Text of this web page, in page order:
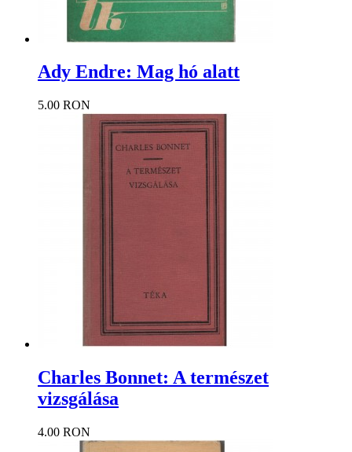
Ady Endre: Mag hó alatt
5.00 RON
Charles Bonnet: A természet
vizsgálása
4.00 RON